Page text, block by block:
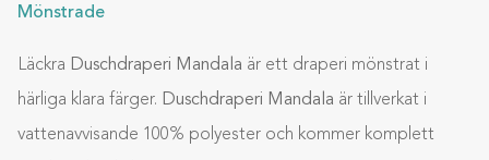
Mönstrade
Läckra Duschdraperi Mandala är ett draperi mönstrat i
härliga klara färger. Duschdraperi Mandala är tillverkat i
vattenavvisande 100% polyester och kommer komplett